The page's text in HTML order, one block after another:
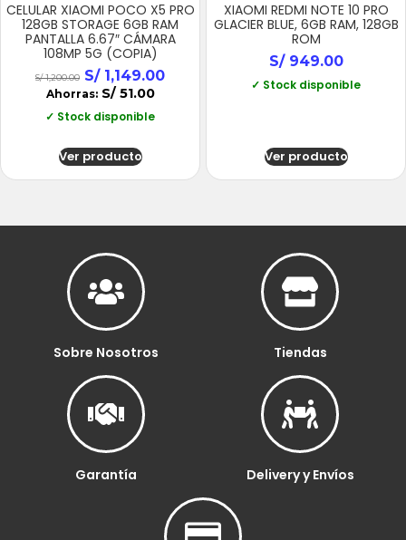
CELULAR XIAOMI POCO X5 PRO
128GB STORAGE 6GB RAM
PANTALLA 6.67″ CÁMARA
108MP 5G (COPIA)
S/1,200.00 S/1,149.00
Ahorras: S/51.00
✓ Stock disponible
Ver producto
XIAOMI REDMI NOTE 10 PRO
GLACIER BLUE, 6GB RAM, 128GB
ROM
S/949.00
✓ Stock disponible
Ver producto
Sobre Nosotros Tiendas
Garantía Delivery y Envíos